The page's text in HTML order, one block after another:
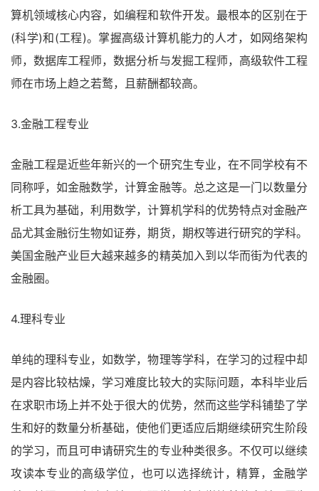
算机领域核心内容，如编程和软件开发。最根本的区别在于
(科学)和(工程)。掌握高级计算机能力的人才，如网络架构
师，数据库工程师，数据分析与发掘工程师，高级软件工程
师在市场上趋之若鹜，且薪酬都较高。
3.金融工程专业
金融工程是近些年新兴的一个研究生专业，在不同学校有不
同称呼，如金融数学，计算金融等。总之这是一门以数量分
析工具为基础，利用数学，计算机学科的优势特点对金融产
品尤其金融衍生物如证券，期货，期权等进行研究的学科。
美国金融产业巨大越来越多的精英加入到以华而街为代表的
金融圈。
4.理科专业
单纯的理科专业，如数学，物理等学科，在学习的过程中却
是内容比较枯燥，学习难度比较大的实际问题，本科毕业后
在求职市场上并不处于很大的优势，然而这些学科铺垫了学
生和好的数量分析基础，使他们更适应后期继续研究生阶段
的学习，而且可申请研究生的专业种类很多。不仅可以继续
攻读本专业的高级学位，也可以选择统计，精算，金融学